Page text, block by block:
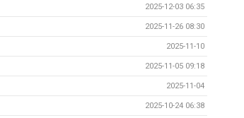
2025-12-03 06:35
2025-11-26 08:30
2025-11-10
2025-11-05 09:18
2025-11-04
2025-10-24 06:38